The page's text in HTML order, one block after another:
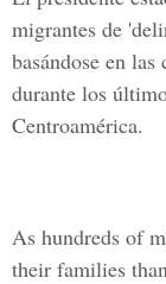
migrantes de
basándose en
durante los
Centroamérica.
As hundreds of
their families